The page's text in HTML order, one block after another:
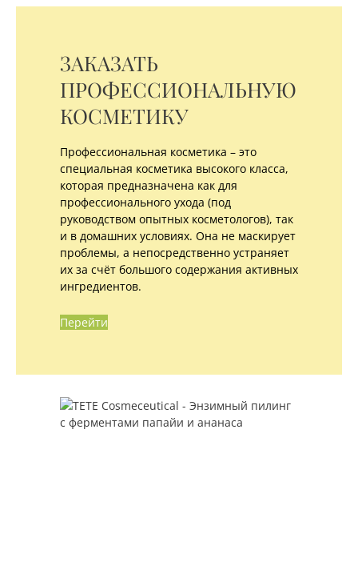
ЗАКАЗАТЬ
ПРОФЕССИОНАЛЬНУЮ
КОСМЕТИКУ
Профессиональная косметика – это
специальная косметика высокого класса,
которая предназначена как для
профессионального ухода (под
руководством опытных косметологов), так
и в домашних условиях. Она не маскирует
проблемы, а непосредственно устраняет
их за счёт большого содержания активных
ингредиентов.
Перейти